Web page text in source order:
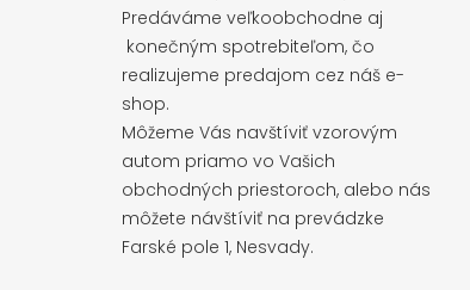
Predáváme veľkoobchodne aj
konečným spotrebiteľom, čo
realizujeme predajom cez náš e-
shop.
Môžeme Vás navštíviť vzorovým
autom priamo vo Vašich
obchodných priestoroch, alebo nás
môžete návštíviť na prevádzke
Farské pole 1, Nesvady.